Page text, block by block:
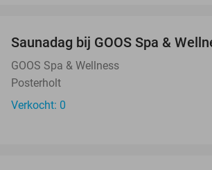
TODAY
Saunadag bij GOOS Spa &
GOOS Spa & Wellness
Posterholt
Verkocht: 0